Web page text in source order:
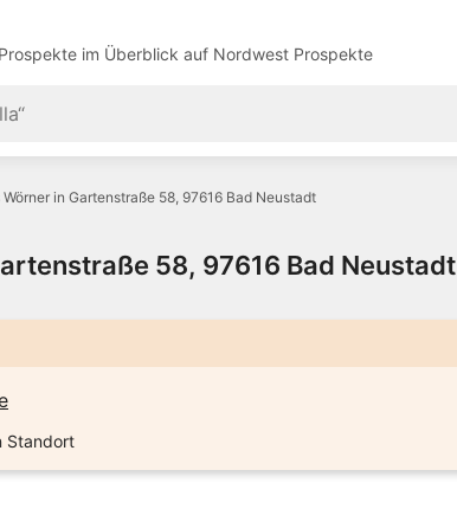
im Überblick auf Nordwest Prospekte
in Gartenstraße 58, 97616 Bad Neustadt
58, 97616 Bad Neustadt
Standort